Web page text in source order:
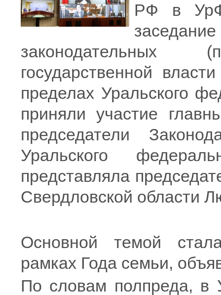
РФ в
законодательных
государственной
пределах Уральского
приняли участие
председатели
Уральского
представляла
Свердловской области
Основной темой
рамках Года семьи,
По словам полпреда, в